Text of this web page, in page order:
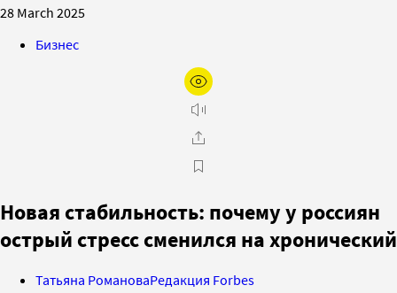
28 March 2025
Бизнес
Новая стабильность: почему у россиян
острый стресс сменился на хронический
Татьяна РомановаРедакция Forbes